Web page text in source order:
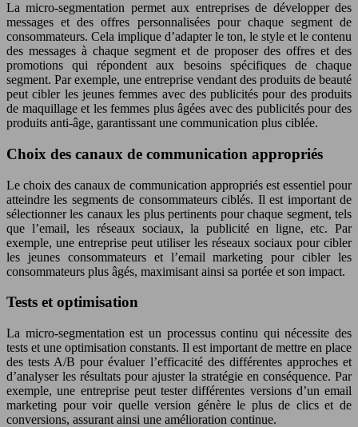
La micro-segmentation permet aux entreprises de développer des
messages et des offres personnalisées pour chaque segment de
consommateurs. Cela implique d’adapter le ton, le style et le contenu
des messages à chaque segment et de proposer des offres et des
promotions qui répondent aux besoins spécifiques de chaque
segment. Par exemple, une entreprise vendant des produits de beauté
peut cibler les jeunes femmes avec des publicités pour des produits
de maquillage et les femmes plus âgées avec des publicités pour des
produits anti-âge, garantissant une communication plus ciblée.
Choix des canaux de communication appropriés
Le choix des canaux de communication appropriés est essentiel pour
atteindre les segments de consommateurs ciblés. Il est important de
sélectionner les canaux les plus pertinents pour chaque segment, tels
que l’email, les réseaux sociaux, la publicité en ligne, etc. Par
exemple, une entreprise peut utiliser les réseaux sociaux pour cibler
les jeunes consommateurs et l’email marketing pour cibler les
consommateurs plus âgés, maximisant ainsi sa portée et son impact.
Tests et optimisation
La micro-segmentation est un processus continu qui nécessite des
tests et une optimisation constants. Il est important de mettre en place
des tests A/B pour évaluer l’efficacité des différentes approches et
d’analyser les résultats pour ajuster la stratégie en conséquence. Par
exemple, une entreprise peut tester différentes versions d’un email
marketing pour voir quelle version génère le plus de clics et de
conversions, assurant ainsi une amélioration continue.